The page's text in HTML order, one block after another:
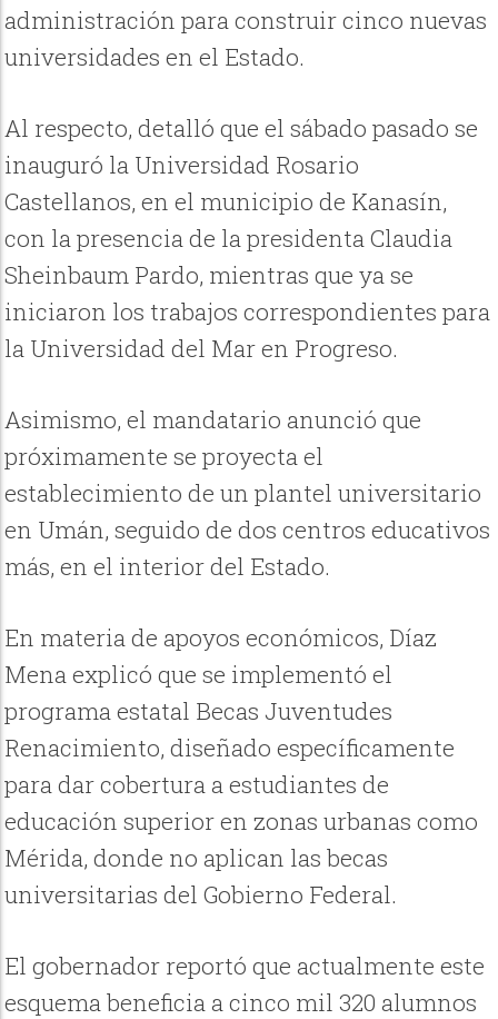
administración para construir cinco nuevas
universidades en el Estado.
Al respecto, detalló que el sábado pasado se
inauguró la Universidad Rosario
Castellanos, en el municipio de Kanasín,
con la presencia de la presidenta Claudia
Sheinbaum Pardo, mientras que ya se
iniciaron los trabajos correspondientes para
la Universidad del Mar en Progreso.
Asimismo, el mandatario anunció que
próximamente se proyecta el
establecimiento de un plantel universitario
en Umán, seguido de dos centros educativos
más, en el interior del Estado.
En materia de apoyos económicos, Díaz
Mena explicó que se implementó el
programa estatal Becas Juventudes
Renacimiento, diseñado específicamente
para dar cobertura a estudiantes de
educación superior en zonas urbanas como
Mérida, donde no aplican las becas
universitarias del Gobierno Federal.
El gobernador reportó que actualmente este
esquema beneficia a cinco mil 320 alumnos